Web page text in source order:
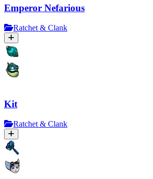
Emperor Nefarious
Ratchet & Clank
Kit
Ratchet & Clank